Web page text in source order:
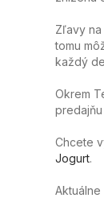
Zľavy
tomu
každý
Okrem
Chcete
Jogurt.